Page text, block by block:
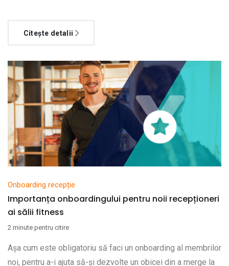
Citește detalii
Onboarding recepție
Importanța onboardingului pentru noii recepționeri
ai sălii fitness
2 minute pentru citire
Așa cum este obligatoriu să faci un onboarding al membrilor
noi, pentru a-i ajuta să-și dezvolte un obicei din a merge la